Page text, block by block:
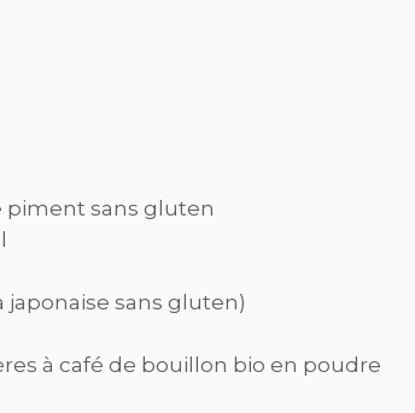
piment sans gluten
japonaise sans gluten)
à café de bouillon bio en poudre